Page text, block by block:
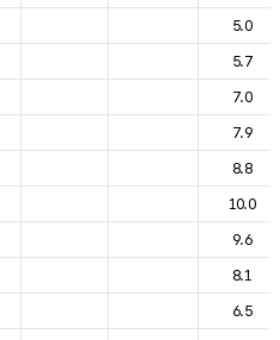
5.0
5.7
7.0
7.9
8.8
10.0
9.6
8.1
6.5